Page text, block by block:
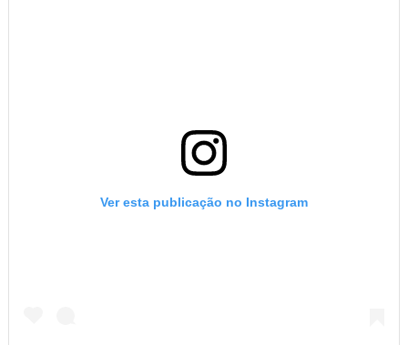
Ver esta publicação no Instagram